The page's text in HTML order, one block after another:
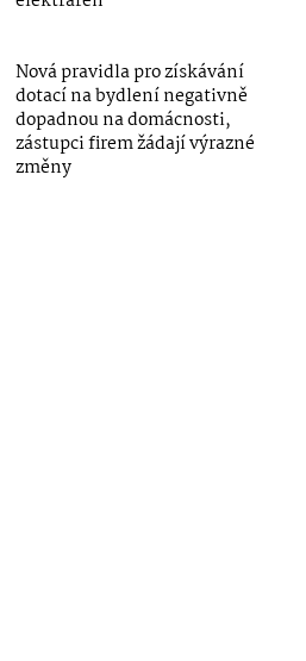
Nová pravidla pro získávání
dotací na bydlení negativně
dopadnou na domácnosti,
zástupci firem žádají výrazné
změny